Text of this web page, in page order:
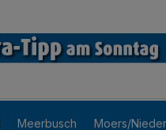
Meerbusch Moers/